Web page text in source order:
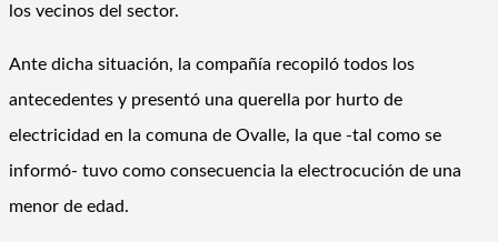
los vecinos del sector.
Ante dicha situación, la compañía recopiló todos los
antecedentes y presentó una querella por hurto de
electricidad en la comuna de Ovalle, la que -tal como se
informó- tuvo como consecuencia la electrocución de una
menor de edad.